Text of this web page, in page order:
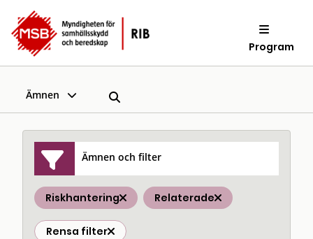
Program
Ämnen
Ämnen och filter
Riskhantering Relaterade
Rensa filter